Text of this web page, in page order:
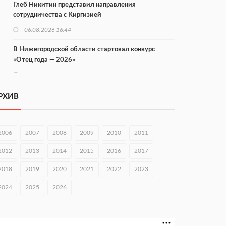
Глеб Никитин представил направления
сотрудничества с Киргизией
06.08.2026 16:44
В Нижегородской области стартовал конкурс
«Отец года — 2026»
Городец подписал соглашения с Кара-Кулем и
вырос в 1,9 раза
В Нижнем Новгороде открыли фестиваль «Семья
2007 2008 2009 2010 2011
2013 2014 2015 2016 2017
2019 2020 2021 2022 2023
2025 2026